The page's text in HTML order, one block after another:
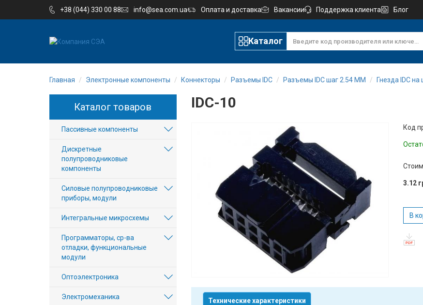
+38 (044) 330 00 88 info@sea.com.ua Оплата и доставка Вакансии Поддержка клиента Блог
Каталог
Компания
Производство
Услуги
Вакансии
авторизация
Главная Электронные компоненты Коннекторы Разъемы IDC Разъемы IDC шаг 2.54 ММ Гнезда IDC
IDC-10
Код
3.12
В
Технические характеристики
Каталог товаров
Пассивные компоненты
Дискретные
полупроводниковые
компоненты
Силовые полупроводниковые
приборы, модули
Интегральные микросхемы
Программаторы, ср-ва
отладки, функциональные
модули
Оптоэлектроника
Электромеханика